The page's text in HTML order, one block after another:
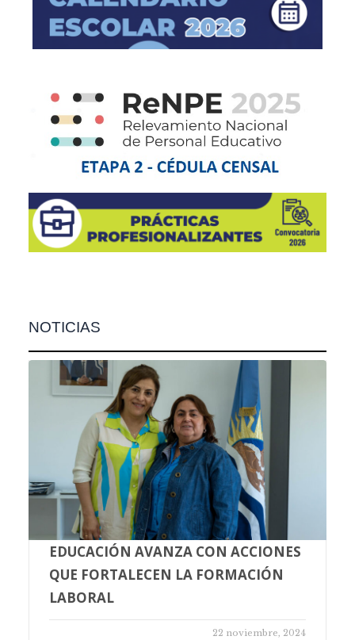
NOTICIAS
EDUCACIÓN AVANZA CON ACCIONES
QUE FORTALECEN LA FORMACIÓN
LABORAL
22 noviembre, 2024